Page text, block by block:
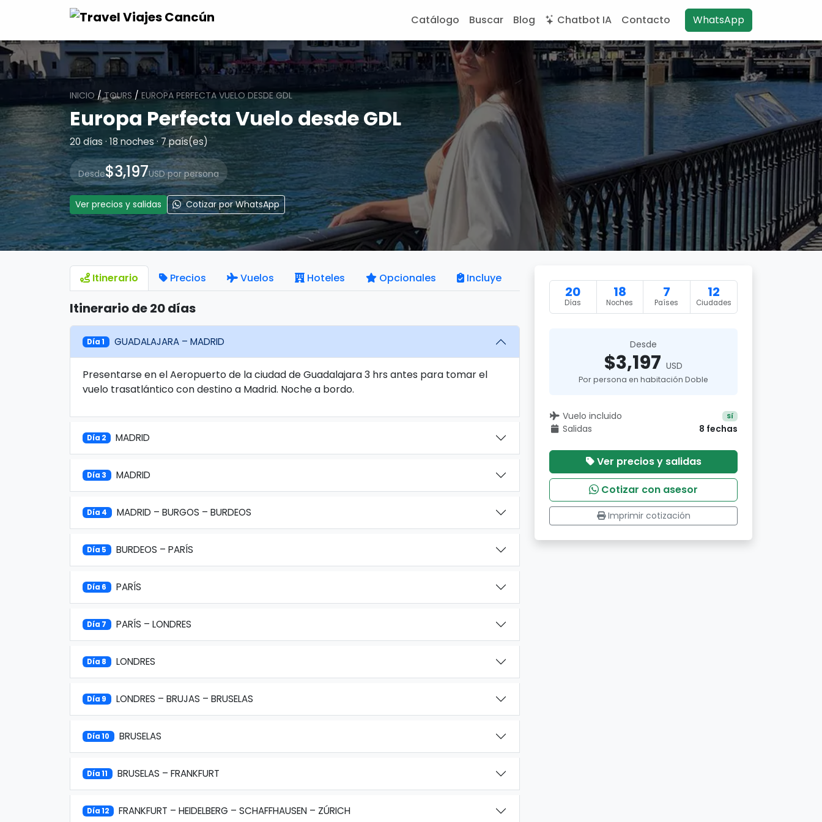
Catálogo Buscar Blog Chatbot IA Contacto WhatsApp
INICIO /TOURS / EUROPA PERFECTA VUELO DESDE GDL
Europa Perfecta Vuelo desde GDL
20 días · 18 noches · 7 país(es)
Desde$3,197USD por persona
Ver precios y salidas Cotizar por WhatsApp
Itinerario Precios Vuelos Hoteles Opcionales Incluye
Itinerario de 20 días
Día 1 GUADALAJARA – MADRID
Presentarse en el Aeropuerto de la ciudad de Guadalajara 3 hrs antes para tomar el
vuelo trasatlántico con destino a Madrid. Noche a bordo.
Día 2 MADRID
Día 3 MADRID
Día 4 MADRID – BURGOS – BURDEOS
Día 5 BURDEOS – PARÍS
Día 6 PARÍS
Día 7 PARÍS – LONDRES
Día 8 LONDRES
Día 9 LONDRES – BRUJAS – BRUSELAS
Día 10 BRUSELAS
Día 11 BRUSELAS – FRANKFURT
Día 12 FRANKFURT – HEIDELBERG – SCHAFFHAUSEN – ZÚRICH
20
Días
18
Noches
7
Países
12
Ciudades
Desde
$3,197 USD
Por persona en habitación Doble
Vuelo incluido Sí
Salidas 8 fechas
Ver precios y salidas
Cotizar con asesor
Imprimir cotización